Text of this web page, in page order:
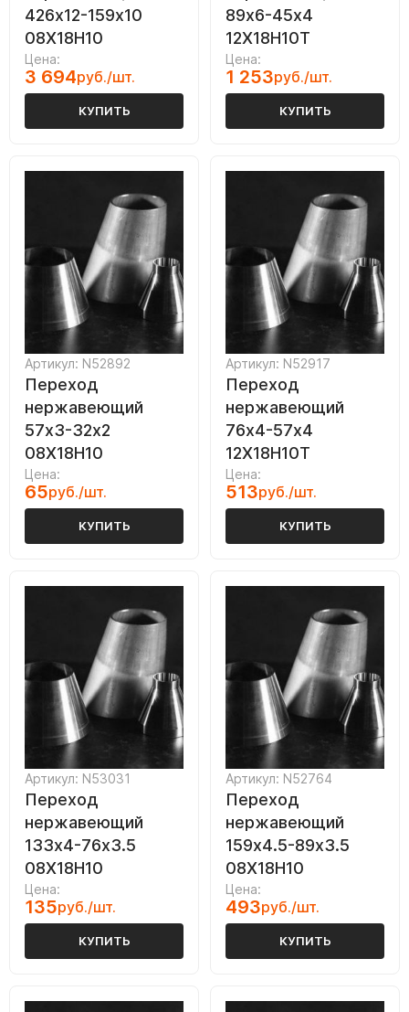
426х12-159х10
08Х18Н10
Цена:
3 694руб./шт.
КУПИТЬ
89х6-45х4
12Х18Н10Т
Цена:
1 253руб./шт.
КУПИТЬ
Артикул: N52892
Переход
нержавеющий
57х3-32х2
08Х18Н10
Цена:
65руб./шт.
КУПИТЬ
Артикул: N52917
Переход
нержавеющий
76х4-57х4
12Х18Н10Т
Цена:
513руб./шт.
КУПИТЬ
Артикул: N53031
Переход
нержавеющий
133х4-76х3.5
08Х18Н10
Цена:
135руб./шт.
КУПИТЬ
Артикул: N52764
Переход
нержавеющий
159х4.5-89х3.5
08Х18Н10
Цена:
493руб./шт.
КУПИТЬ